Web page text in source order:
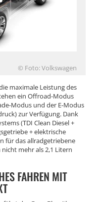
© Foto: Volkswagen
maximale Leistung des
ein Offroad-Modus
Modus und der E-Modus
zur Verfügung. Dank
(TDI Clean Diesel +
+ elektrische
für das allradgetriebene
mehr als 2,1 Litern
FAHREN MIT